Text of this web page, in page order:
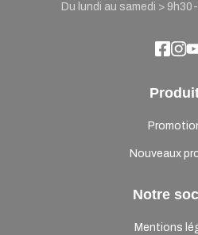
Du lundi au samedi >
Nouveaux
Notre
Mentions